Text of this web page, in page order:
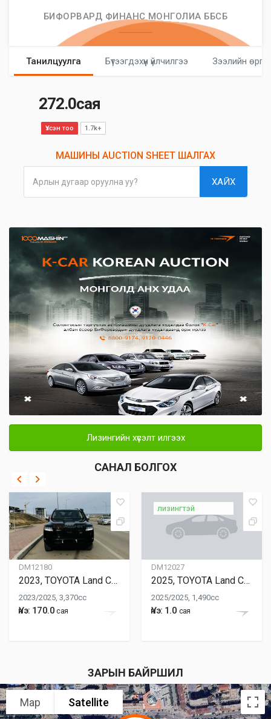
БИФОРВАРД ФИНАНС МОНГОЛИА ББСБ
Танилцуулга Бүтээгдэхүүн үйлчилгээ Зээлийн
272.0сая
Үзсэн тоо 1.7k+
МАШИНЫ AUCTION SHEET ШАЛГАХ
Арлын дугаар оруулна уу? ХАЙХ
Лизингийн хүсэлт илгээх
САНАЛ БОЛГОХ
DM12180
2023, TOYOTA Land Cruiser 300
2023/2025, 3,370cc
Үнэ: 170.0 сая
DM12027
лизингтэй
2025, TOYOTA Land Cruiser 300
2025/2025, 1,490cc
Үнэ: 1.0 сая
ЗАРЫН БАЙРШИЛ
Map Satellite